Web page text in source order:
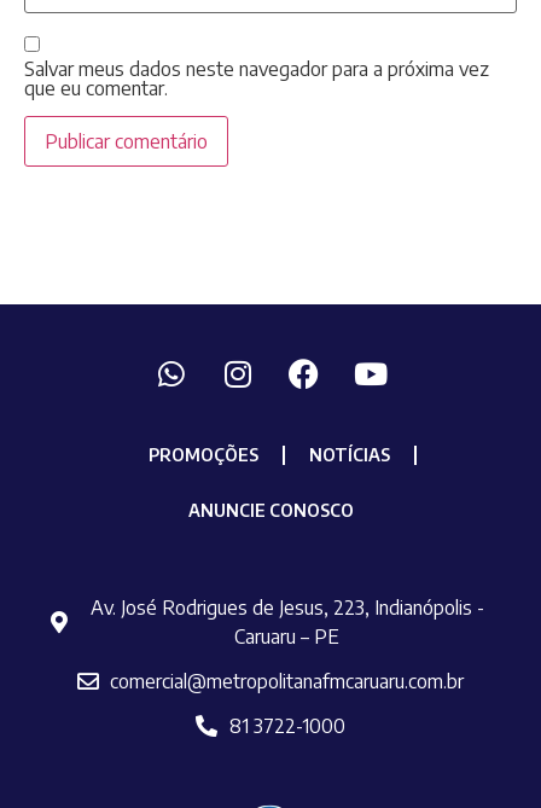
Salvar meus dados neste navegador para a próxima vez
que eu comentar.
PROMOÇÕES NOTÍCIAS
ANUNCIE CONOSCO
Av. José Rodrigues de Jesus, 223, Indianópolis -
Caruaru – PE
comercial@metropolitanafmcaruaru.com.br
81 3722-1000